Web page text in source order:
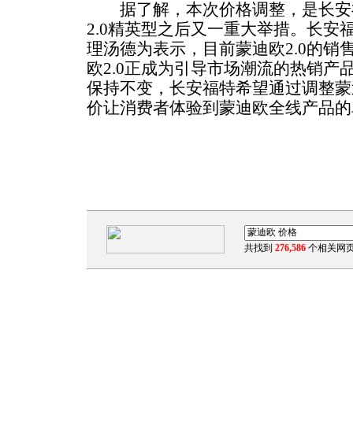
据了解，本次价格调整，是长安
2.0精英型之后又一重大举措。长安
理汤德为表示，目前蒙迪欧2.0的销
欧2.0正成为引导市场潮流的热销产
保持不变，长安福特希望通过调整
价让消费者体验到蒙迪欧全线产品
共找到 276,586 个相关网